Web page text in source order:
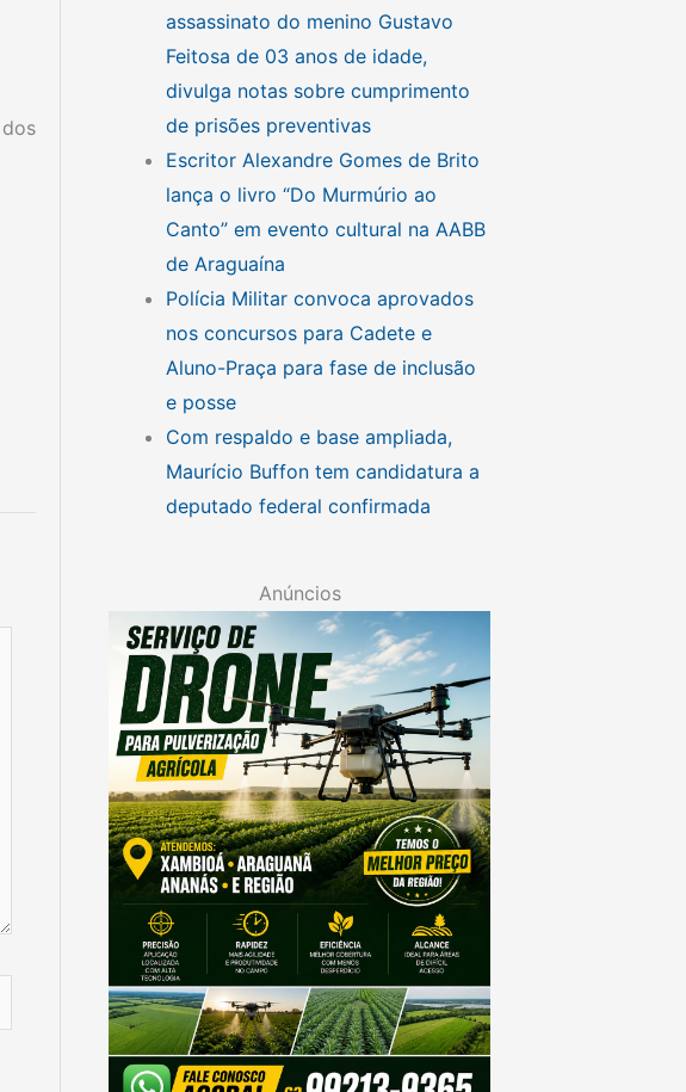
assassinato do menino Gustavo
Feitosa de 03 anos de idade,
divulga notas sobre cumprimento
de prisões preventivas
Escritor Alexandre Gomes de Brito
lança o livro “Do Murmúrio ao
Canto” em evento cultural na AABB
de Araguaína
Polícia Militar convoca aprovados
nos concursos para Cadete e
Aluno-Praça para fase de inclusão
e posse
Com respaldo e base ampliada,
Maurício Buffon tem candidatura a
deputado federal confirmada
Anúncios